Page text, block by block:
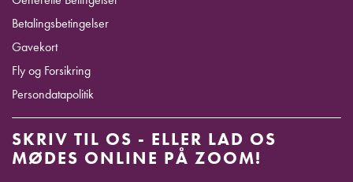
Betalingsbetingelser
Gavekort
Fly og Forsikring
Persondatapolitik
SKRIV TIL OS - ELLER LAD OS
MØDES ONLINE PÅ ZOOM!